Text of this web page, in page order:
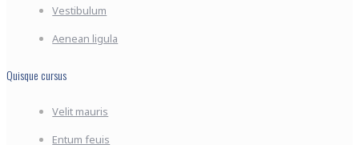
Vestibulum
Aenean ligula
Quisque cursus
Velit mauris
Entum feuis